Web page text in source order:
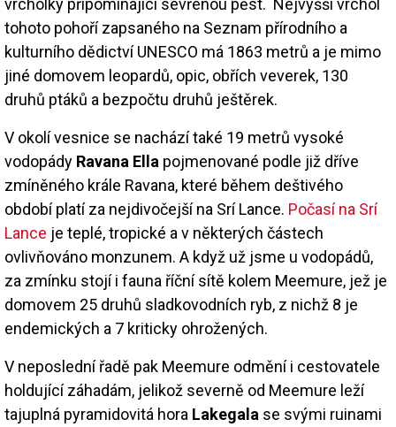
vrcholky připomínající sevřenou pěst. Nejvyšší vrchol
tohoto pohoří zapsaného na Seznam přírodního a
kulturního dědictví UNESCO má 1863 metrů a je mimo
jiné domovem leopardů, opic, obřích veverek, 130
druhů ptáků a bezpočtu druhů ještěrek.
V okolí vesnice se nachází také 19 metrů vysoké
vodopády Ravana Ella pojmenované podle již dříve
zmíněného krále Ravana, které během deštivého
období platí za nejdivočejší na Srí Lance. Počasí na Srí
Lance je teplé, tropické a v některých částech
ovlivňováno monzunem. A když už jsme u vodopádů,
za zmínku stojí i fauna říční sítě kolem Meemure, jež je
domovem 25 druhů sladkovodních ryb, z nichž 8 je
endemických a 7 kriticky ohrožených.
V neposlední řadě pak Meemure odmění i cestovatele
holdující záhadám, jelikož severně od Meemure leží
tajuplná pyramidovitá hora Lakegala se svými ruinami